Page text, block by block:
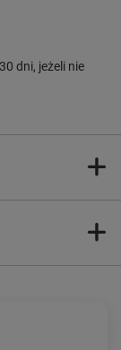
dni, jeżeli nie